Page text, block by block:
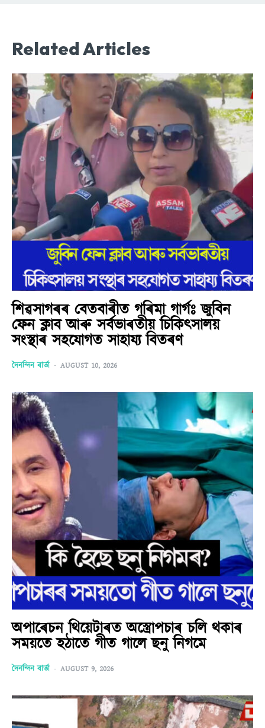
Related Articles
শিৱসাগৰৰ বেতবাৰীত গৰিমা গাৰ্গঃ জুবিন
ফেন ক্লাব আৰু সৰ্বভাৰতীয় চিকিৎসালয়
সংস্থাৰ সহযোগত সাহায্য বিতৰণ
দৈনন্দিন বাৰ্তা - AUGUST 10, 2026
অপাৰেচন থিয়েটাৰত অস্ত্ৰোপচাৰ চলি থকাৰ
সময়তে হঠাতে গীত গালে ছনু নিগমে
দৈনন্দিন বাৰ্তা - AUGUST 9, 2026